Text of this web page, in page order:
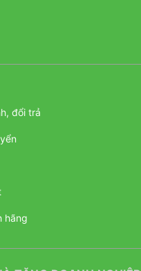
đổi trả
hãng